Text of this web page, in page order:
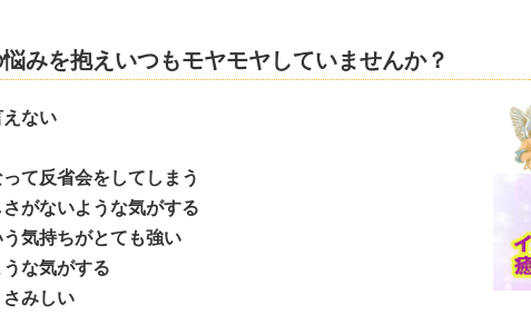
みを抱えいつもモヤモヤしていませんか？
ない
て反省会をしてしまう
がないような気がする
気持ちがとても強い
な気がする
みしい